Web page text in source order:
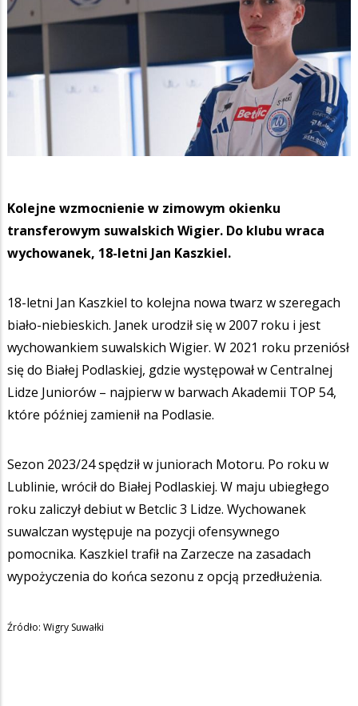
Kolejne wzmocnienie w zimowym okienku
transferowym suwalskich Wigier. Do klubu wraca
wychowanek, 18-letni Jan Kaszkiel.
18-letni Jan Kaszkiel to kolejna nowa twarz w szeregach
biało-niebieskich. Janek urodził się w 2007 roku i jest
wychowankiem suwalskich Wigier. W 2021 roku przeniósł
się do Białej Podlaskiej, gdzie występował w Centralnej
Lidze Juniorów – najpierw w barwach Akademii TOP 54,
które później zamienił na Podlasie.
Sezon 2023/24 spędził w juniorach Motoru. Po roku w
Lublinie, wrócił do Białej Podlaskiej. W maju ubiegłego
roku zaliczył debiut w Betclic 3 Lidze. Wychowanek
suwalczan występuje na pozycji ofensywnego
pomocnika. Kaszkiel trafił na Zarzecze na zasadach
wypożyczenia do końca sezonu z opcją przedłużenia.
Źródło: Wigry Suwałki